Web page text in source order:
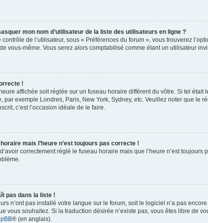
mon nom d’utilisateur de la liste des utilisateurs en ligne ?
de l’utilisateur, sous « Préférences du forum », vous trouverez
vous-même. Vous serez alors comptabilisé comme étant un utilisateur
!
affichée soit réglée sur un fuseau horaire différent du vôtre. Si tel
par exemple Londres, Paris, New York, Sydney, etc. Veuillez noter que le
c’est l’occasion idéale de le faire.
mais l’heure n’est toujours pas correcte !
correctement réglé le fuseau horaire mais que l’heure n’est
pas dans la liste !
n’ont pas installé votre langue sur le forum, soit le logiciel n’a pas
vous souhaitez. Si la traduction désirée n’existe pas, vous êtes libre de
® (en anglais).